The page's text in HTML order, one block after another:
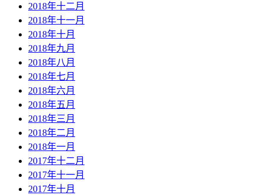
2018年十二月
2018年十一月
2018年十月
2018年九月
2018年八月
2018年七月
2018年六月
2018年五月
2018年三月
2018年二月
2018年一月
2017年十二月
2017年十一月
2017年十月